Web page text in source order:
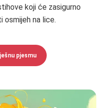
koji će zasigurno
osmijeh na lice.
pjesmu